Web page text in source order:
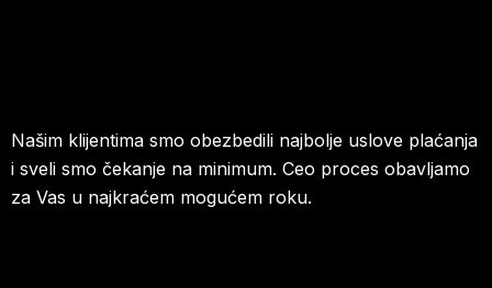
Našim klijentima smo obezbedili najbolje uslove plaćanja
i sveli smo čekanje na minimum. Ceo proces obavljamo
za Vas u najkraćem mogućem roku.